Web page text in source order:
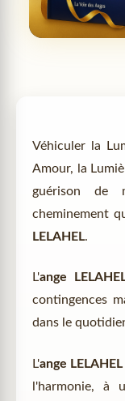
Véhiculer la
Amour, la
guérison de
cheminement
LELAHEL.
L'ange
contingences
dans le
L'ange LELAHEL
l'harmonie, à